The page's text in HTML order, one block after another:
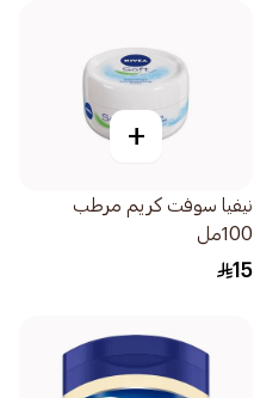
+
نيفيا سوفت كريم مرطب
100مل
15